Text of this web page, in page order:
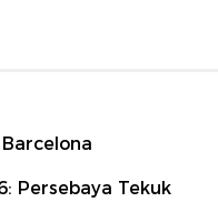
Persebaya Tekuk